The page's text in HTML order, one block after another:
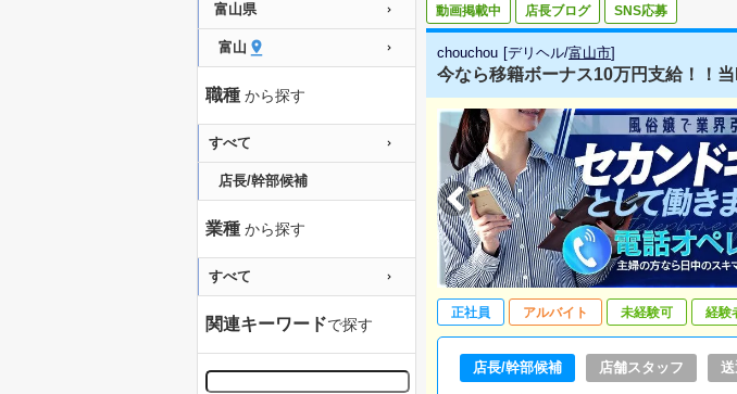
動画掲載中 店長ブログ SNS応募
chouchou [デリヘル/富山市]
今なら移籍ボーナス10万円支給！！
正社員 アルバイト 未経験可 経験
店長/幹部候補 店舗スタッフ
富山県
富山
職種 から探す
すべて
店長/幹部候補
業種 から探す
すべて
関連キーワードで探す